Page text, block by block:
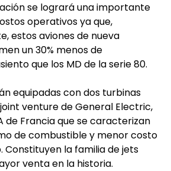
se logrará una importante
operativos ya que,
estos aviones de nueva
un 30% menos de
que los MD de la serie 80.
equipadas con dos turbinas
venture de General Electric,
de Francia que se caracterizan
de combustible y menor costo
Constituyen la familia de jets
venta en la historia.